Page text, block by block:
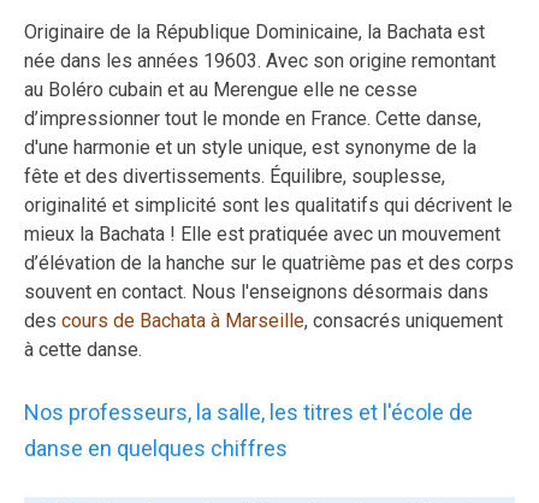
Originaire de la République Dominicaine, la Bachata est
née dans les années 19603. Avec son origine remontant
au Boléro cubain et au Merengue elle ne cesse
d’impressionner tout le monde en France. Cette danse,
d'une harmonie et un style unique, est synonyme de la
fête et des divertissements. Équilibre, souplesse,
originalité et simplicité sont les qualitatifs qui décrivent le
mieux la Bachata ! Elle est pratiquée avec un mouvement
d’élévation de la hanche sur le quatrième pas et des corps
souvent en contact. Nous l'enseignons désormais dans
des cours de Bachata à Marseille, consacrés uniquement
à cette danse.
Nos professeurs, la salle, les titres et l'école de
danse en quelques chiffres